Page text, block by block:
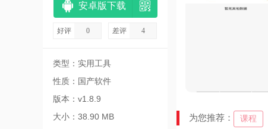
安卓版下载
好评 0 差评 4
类型：实用工具
性质：国产软件
版本：v1.8.9
大小：38.90 MB
为您推荐： 课程